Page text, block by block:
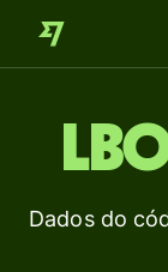
Dados do